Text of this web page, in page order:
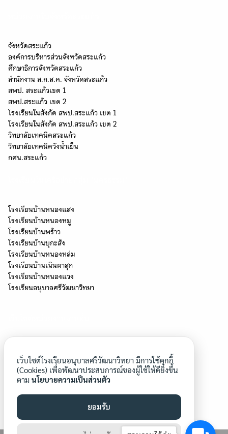
จังหวัดสระแก้ว
องค์การบริหารส่วนจังหวัดสระแก้ว
ศึกษาธิการจังหวัดสระแก้ว
สำนักงาน ส.ก.ส.ค. จังหวัดสระแก้ว
สพป. สระแก้วเขต 1
สพป.สระแก้ว เขต 2
โรงเรียนในสังกัด สพป.สระแก้ว เขต 1
โรงเรียนในสังกัด สพป.สระแก้ว เขต 2
วิทยาลัยเทคนิคสระแก้ว
วิทยาลัยเทคนิควังน้ำเย็น
กศน.สระแก้ว
โรงเรียนบ้านหนองแสง
โรงเรียนบ้านหนองหมู
โรงเรียนบ้านพร้าว
โรงเรียนบ้านบุกะสัง
โรงเรียนบ้านหนองหล่ม
โรงเรียนบ้านเนินผาสุก
โรงเรียนบ้านหนองแวง
โรงเรียนอนุบาลศรีวัฒนาวิทยา
โรงเรียนประชารัฐ
โครงการยุวทูตความดี
โรงเรียนวิถีพุทธ
โรงเรียนคุณภาพของชุมชน
เว็บไซต์โรงเรียนอนุบาลศรีวัฒนาวิทยา มีการใช้คุกกี้
(Cookies) เพื่อพัฒนาประสบการณ์ของผู้ใช้ให้ดียิ่งขึ้น
ตาม นโยบายความเป็นส่วนตัว
ยอมรับ